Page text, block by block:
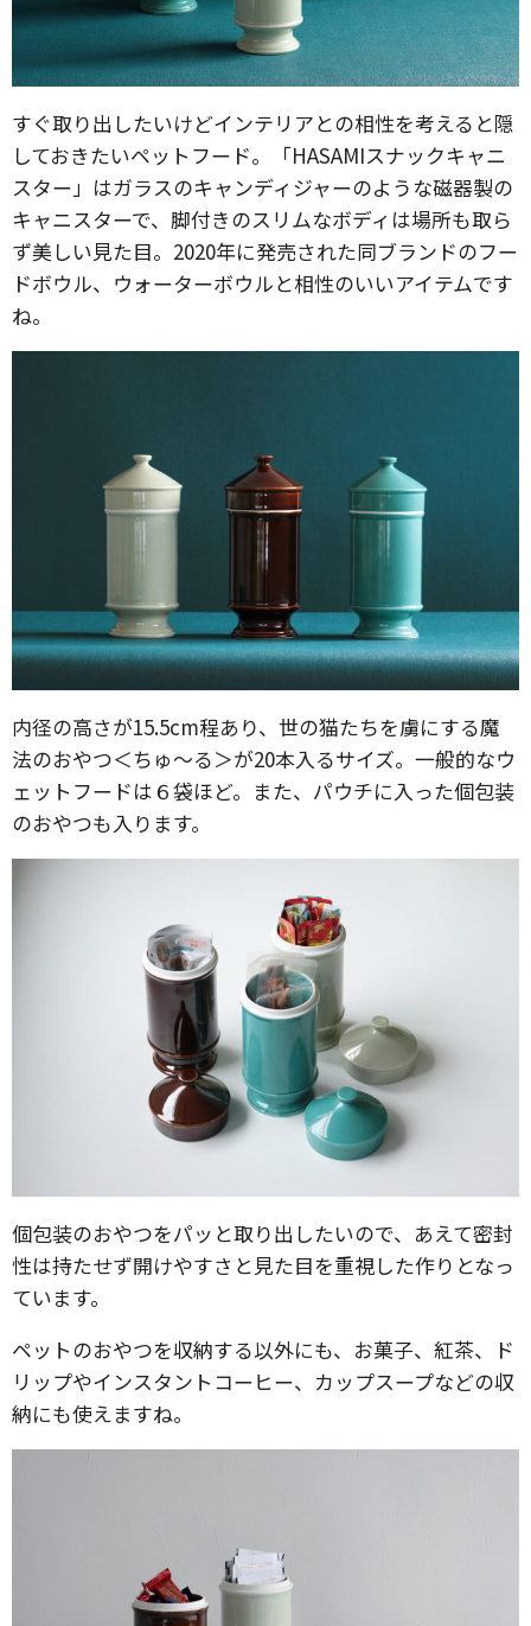
すぐ取り出したいけどインテリアとの相性を考えると隠
しておきたいペットフード。「HASAMIスナックキャニ
スター」はガラスのキャンディジャーのような磁器製の
キャニスターで、脚付きのスリムなボディは場所も取ら
ず美しい見た目。2020年に発売された同ブランドのフー
ドボウル、ウォーターボウルと相性のいいアイテムです
ね。
内径の高さが15.5cm程あり、世の猫たちを虜にする魔
法のおやつ＜ちゅ〜る＞が20本入るサイズ。一般的なウ
ェットフードは６袋ほど。また、パウチに入った個包装
のおやつも入ります。
個包装のおやつをパッと取り出したいので、あえて密封
性は持たせず開けやすさと見た目を重視した作りとなっ
ています。
ペットのおやつを収納する以外にも、お菓子、紅茶、ド
リップやインスタントコーヒー、カップスープなどの収
納にも使えますね。